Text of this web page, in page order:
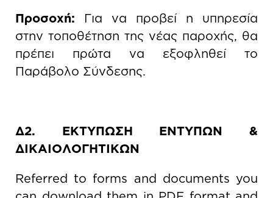
Προσοχή: Για να προβεί η υπηρεσία
στην τοποθέτηση της νέας παροχής, θα
πρέπει πρώτα να εξοφληθεί το
Παράβολο Σύνδεσης.
Δ2. ΕΚΤΥΠΩΣΗ ΕΝΤΥΠΩΝ &
ΔΙΚΑΙΟΛΟΓΗΤΙΚΩΝ
Referred to forms and documents you